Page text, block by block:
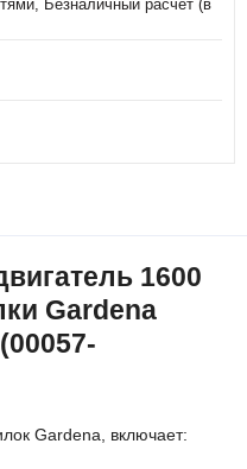
Безналичный расчет (в
1600
Gardena
Gardena, включает: